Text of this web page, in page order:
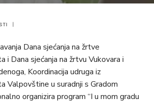
|
Dana sjećanja na žrtve
i Dana sjećanja na žrtvu Vukovara i
Koordinacija udruga iz
Valpovštine u suradnji s Gradom
organizira program “I u mom gradu